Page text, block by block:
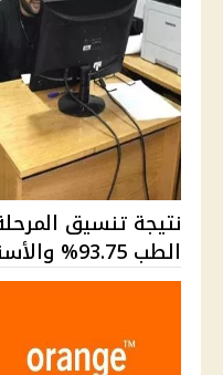
نتيجة تنسيق
الطب 93.75% والأسنان 93.12% وت...